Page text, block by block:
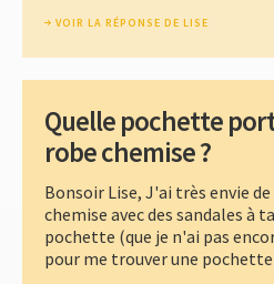
VOIR LA RÉPONSE DE LISE
Quelle pochette
robe chemise ?
Bonsoir Lise, J'ai très envie
chemise avec des sandales à
pochette (que je n'ai pas
pour me trouver une pochette